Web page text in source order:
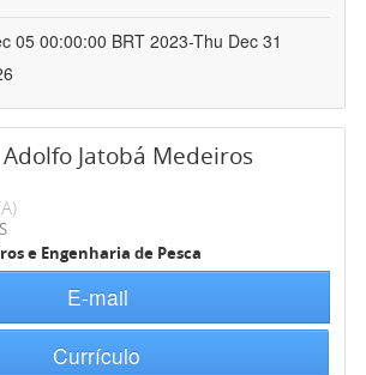
05 00:00:00 BRT 2023-Thu Dec 31
Adolfo Jatobá Medeiros
e Engenharia de Pesca
E-mail
Currículo